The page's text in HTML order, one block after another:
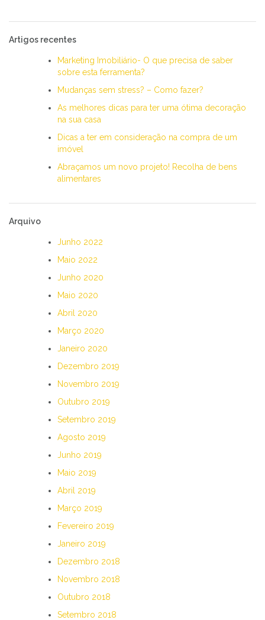
Artigos recentes
Marketing Imobiliário- O que precisa de saber
sobre esta ferramenta?
Mudanças sem stress? – Como fazer?
As melhores dicas para ter uma ótima decoração
na sua casa
Dicas a ter em consideração na compra de um
imóvel
Abraçamos um novo projeto! Recolha de bens
alimentares
Arquivo
Junho 2022
Maio 2022
Junho 2020
Maio 2020
Abril 2020
Março 2020
Janeiro 2020
Dezembro 2019
Novembro 2019
Outubro 2019
Setembro 2019
Agosto 2019
Junho 2019
Maio 2019
Abril 2019
Março 2019
Fevereiro 2019
Janeiro 2019
Dezembro 2018
Novembro 2018
Outubro 2018
Setembro 2018